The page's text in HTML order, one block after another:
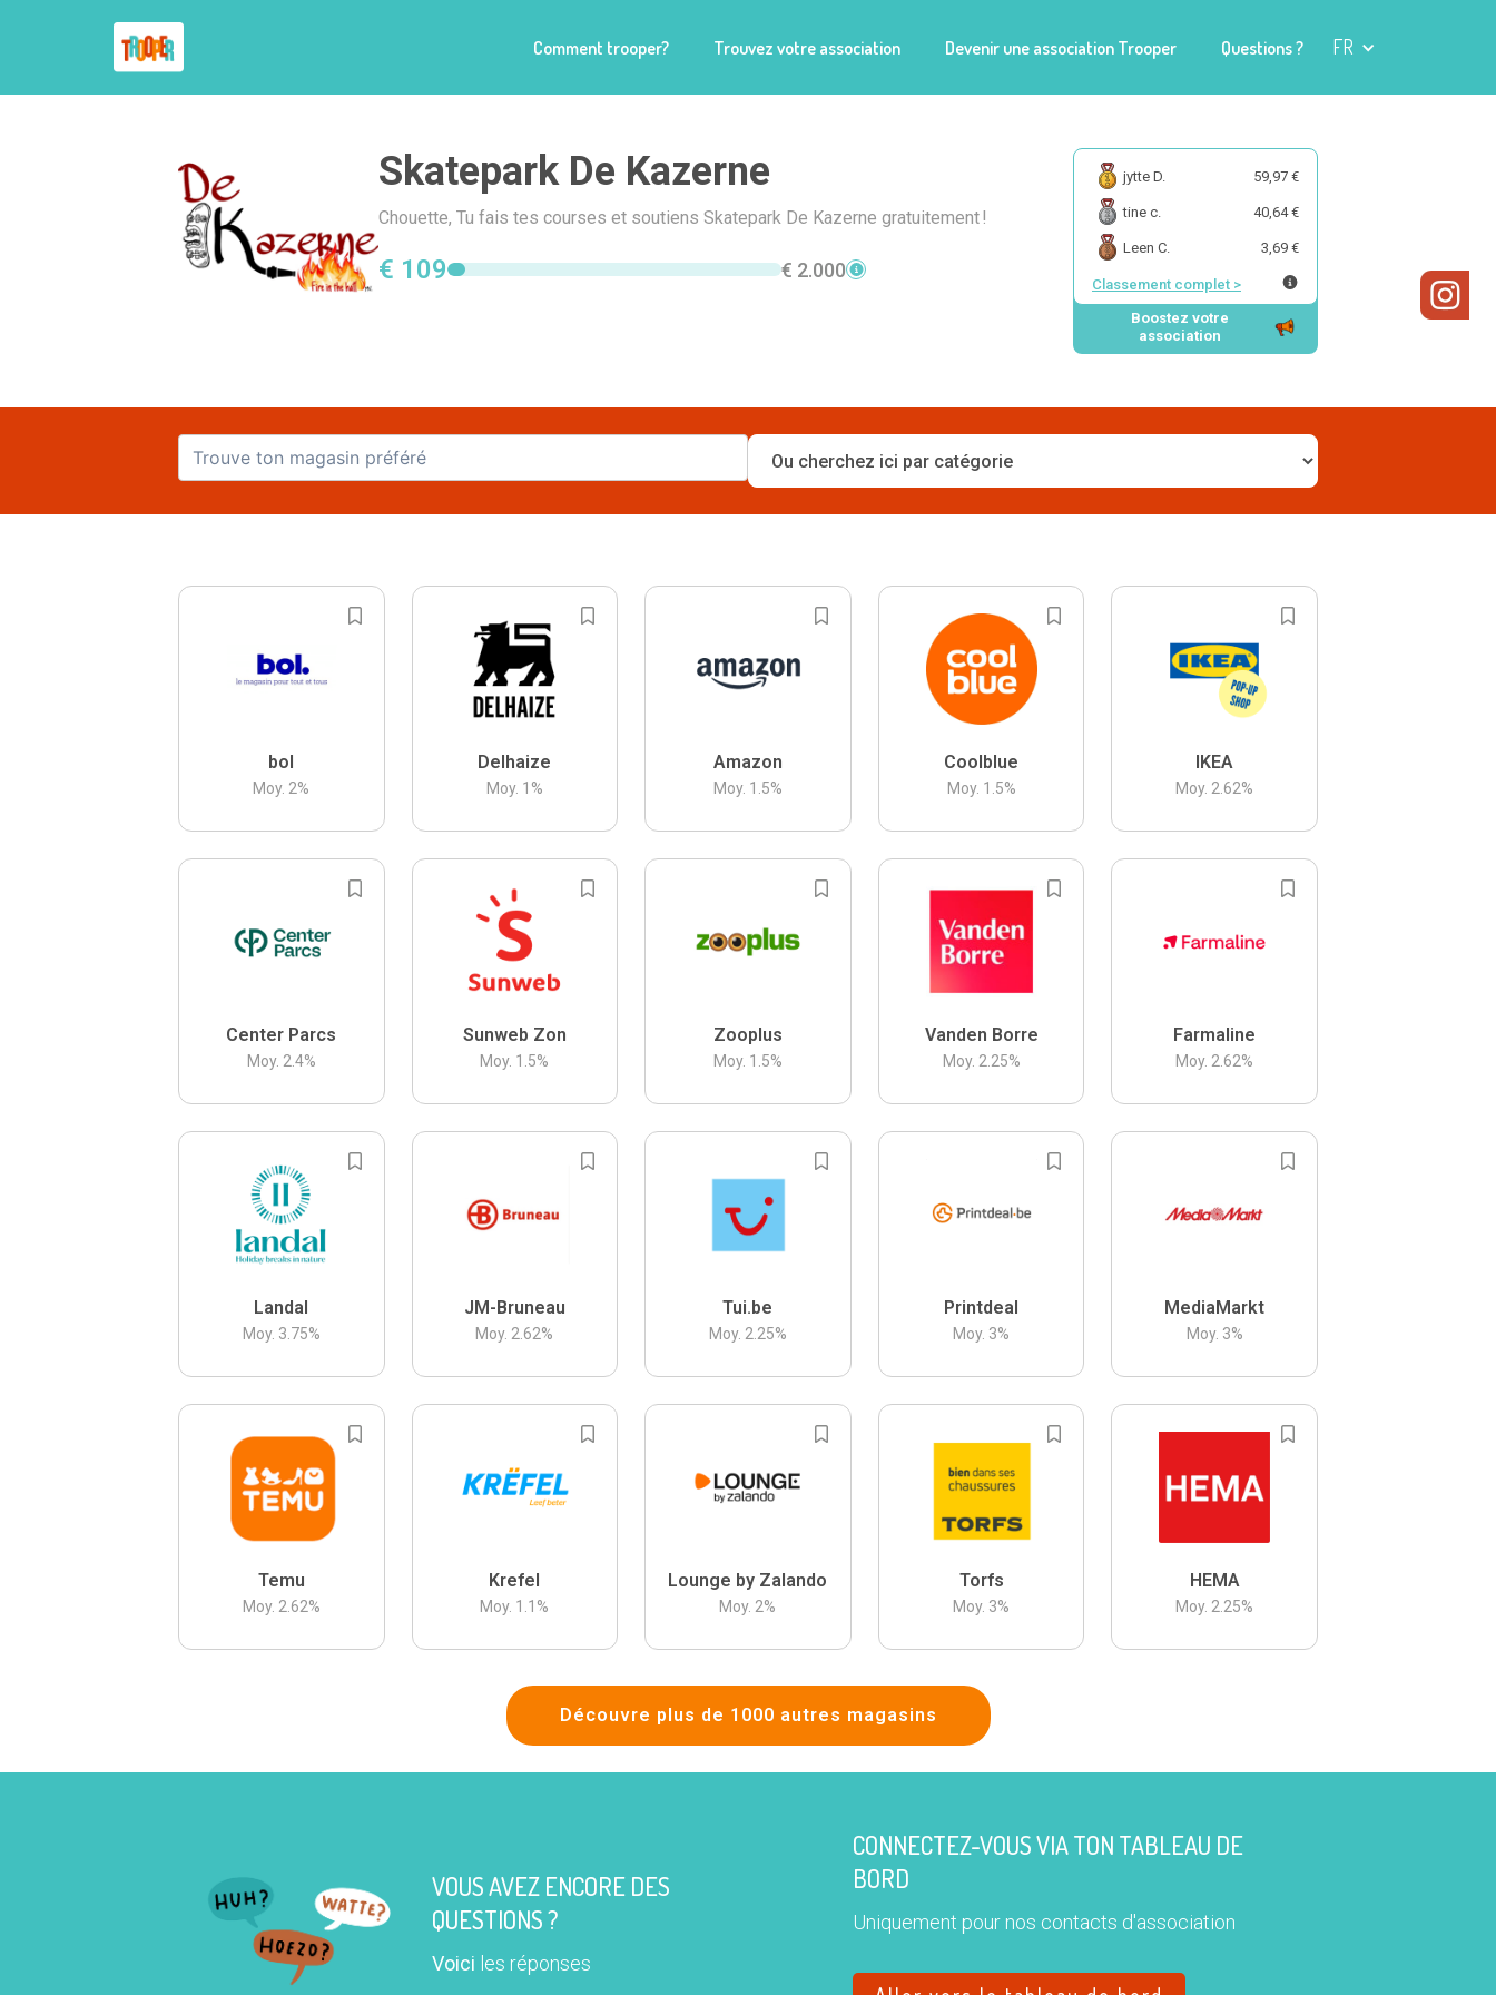
Comment trooper? Trouvez votre association Devenir une association Trooper Questions ? FR
Skatepark De Kazerne
Chouette, Tu fais tes courses et soutiens Skatepark De Kazerne gratuitement !
€ 109 € 2.000
jytte D. 59,97 €
tine c. 40,64 €
Leen C. 3,69 €
Classement complet >
Boostez votre
association
bol
Moy. 2%
Delhaize
Moy. 1 %
Amazon
Moy. 1.5%
Coolblue
Moy. 1.5%
IKEA
Moy. 2.62%
Center Parcs
Moy. 2.4%
Sunweb Zon
Moy. 1.5%
Zooplus
Moy. 1.5%
Vanden Borre
Moy. 2.25%
Farmaline
Moy. 2.62%
Landal
Moy. 3.75%
JM-Bruneau
Moy. 2.62%
Tui.be
Moy. 2.25%
Printdeal
Moy. 3%
MediaMarkt
Moy. 3%
Temu
Moy. 2.62%
Krefel
Moy. 1.1 %
Lounge by Zalando
Moy. 2%
Torfs
Moy. 3%
HEMA
Moy. 2.25%
Découvre plus de 1000 autres magasins
VOUS AVEZ ENCORE DES
QUESTIONS ?
Voici les réponses
CONNECTEZ-VOUS VIA TON TABLEAU DE
BORD
Uniquement pour nos contacts d'association